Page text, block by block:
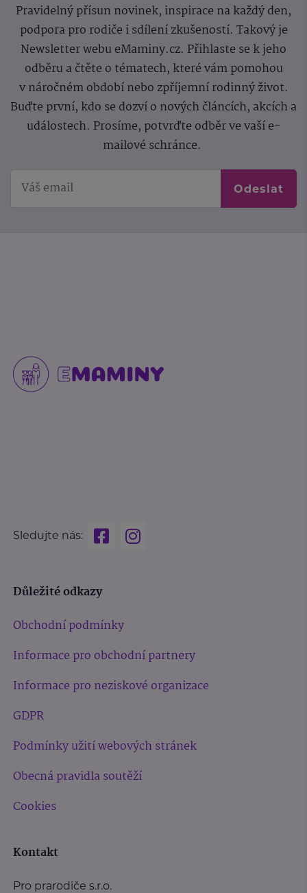
Pravidelný přísun novinek, inspirace na každý den,
podpora pro rodiče i sdílení zkušeností. Takový je
Newsletter webu eMaminy.cz. Přihlaste se k jeho
odběru a čtěte o tématech, které vám pomohou
v náročném období nebo zpříjemní rodinný život.
Buďte první, kdo se dozví o nových článcích, akcích a
událostech. Prosíme, potvrďte odběr ve vaší e-
mailové schránce.
Odeslat
Sledujte nás:
Důležité odkazy
Obchodní podmínky
Informace pro obchodní partnery
Informace pro neziskové organizace
GDPR
Podmínky užití webových stránek
Obecná pravidla soutěží
Cookies
Kontakt
Pro prarodiče s.r.o.